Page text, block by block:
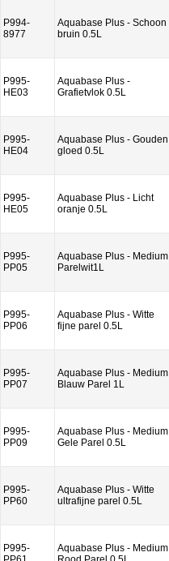
P994-
8977
Aquabase Plus - Schoon
bruin 0.5L
P995-
HE03
Aquabase Plus -
Grafietvlok 0.5L
P995-
HE04
Aquabase Plus - Gouden
gloed 0.5L
P995-
HE05
Aquabase Plus - Licht
oranje 0.5L
P995-
PP05
Aquabase Plus - Medium
Parelwit1L
P995-
PP06
Aquabase Plus - Witte
fijne parel 0.5L
P995-
PP07
Aquabase Plus - Medium
Blauw Parel 1L
P995-
PP09
Aquabase Plus - Medium
Gele Parel 0.5L
P995-
PP60
Aquabase Plus - Witte
ultrafijne parel 0.5L
P995-
Aquabase Plus - Medium